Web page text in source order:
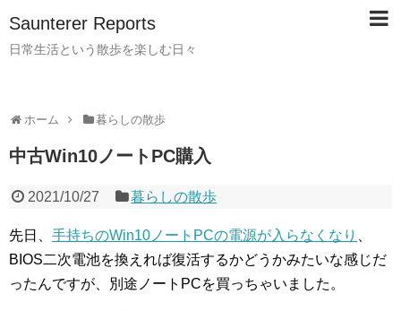
Saunterer Reports
日常生活という散歩を楽しむ日々
ホーム 暮らしの散歩
中古Win10ノートPC購入
2021/10/27 暮らしの散歩
先日、 手持ちのWin10ノートPCの電源が入らなくなり
BIOS二次電池を換えれば復活するかどうかみたいな感じだ
ったんですが、別途ノートPCを買っちゃいました。